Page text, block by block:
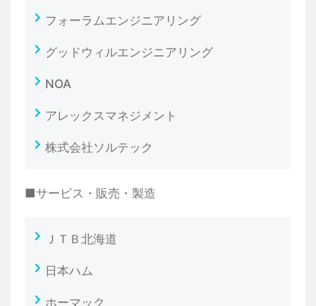
フォーラムエンジニアリング
グッドウィルエンジニアリング
NOA
アレックスマネジメント
株式会社ソルテック
■サービス・販売・製造
ＪＴＢ北海道
日本ハム
ホーマック